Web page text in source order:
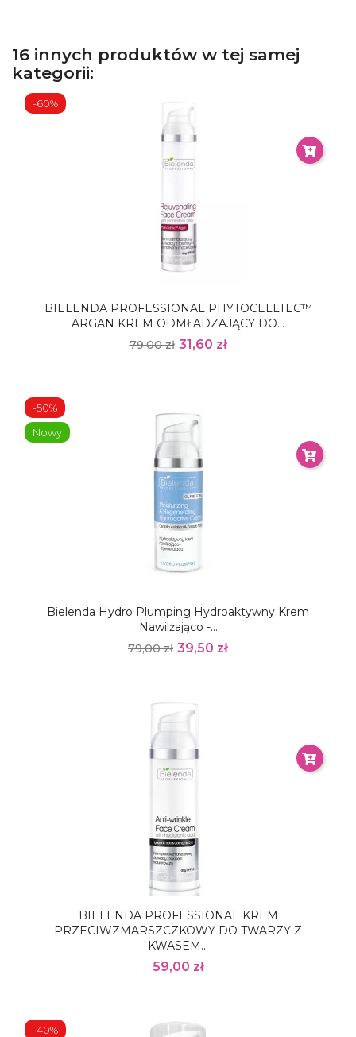
16 innych produktów w tej samej
kategorii:
BIELENDA PROFESSIONAL PHYTOCELLTEC™
ARGAN KREM ODMŁADZAJĄCY DO...
79,00 zł 31,60 zł
-60%
Bielenda Hydro Plumping Hydroaktywny Krem
Nawilżająco -...
79,00 zł 39,50 zł
-50%
Nowy
BIELENDA PROFESSIONAL KREM
PRZECIWZMARSZCZKOWY DO TWARZY Z
KWASEM...
59,00 zł
-40%